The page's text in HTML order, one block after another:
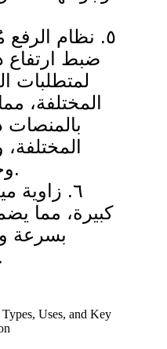
ضبط ارتفاع
لمتطلبات
المختلفة،
بالمنصات
وحاويات التخزين.
كبيرة، مما
بسرعة
مخلفات المواد.